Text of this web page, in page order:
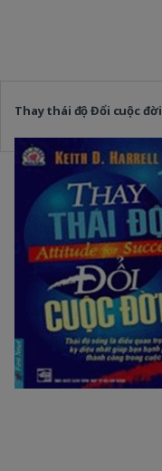
Thay thái độ Đổi cuộc đời